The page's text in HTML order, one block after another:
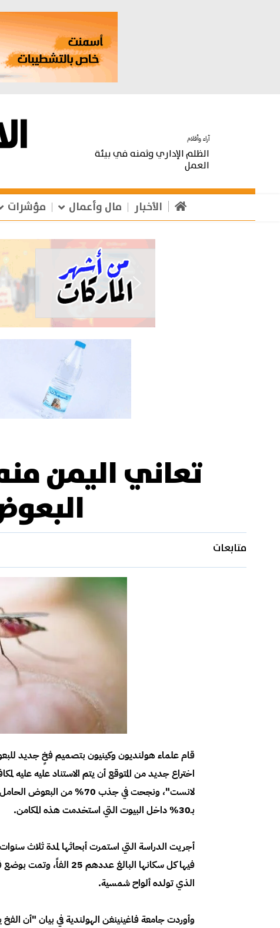
آراء وأقلام
الظلم الإداري وثمنه في بيئة
العمل
الأخبار مال وأعمال مؤشرات
تعاني اليمن
متابعات
قام علماء هولنديون وكينيون بتصميم فخٍ جديد
اختراع جديد من المتوقع أن يتم الاستناد عليه عليه
لانست"، ونجحت في جذب 70%
بـ30% داخل البيوت التي استخدمت هذه المكامن.
أجريت الدراسة التي استمرت أبحاثها لمدة ثلاث سنوات
فيها كل سكانها البالغ
الذي تولده ألواح شمسية.
وأوردت جامعة فاغينينغن الهولندية في بيان "أن